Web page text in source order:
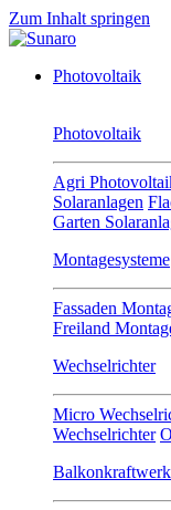
Zum Inhalt springen
Photovoltaik
Photovoltaik
Agri
Solaranlagen
Garten
Montagesysteme
Fassaden
Freiland
Wechselrichter
Micro
Wechselrichter